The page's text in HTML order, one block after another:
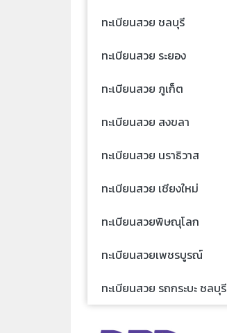
ทะเบียนสวย ชลบุรี
ทะเบียนสวย ระยอง
ทะเบียนสวย ภูเก็ต
ทะเบียนสวย สงขลา
ทะเบียนสวย นราธิวาส
ทะเบียนสวย เชียงใหม่
ทะเบียนสวยพิษณุโลก
ทะเบียนสวยเพชรบูรณ์
ทะเบียนสวย รถกระบะ ชลบุรี